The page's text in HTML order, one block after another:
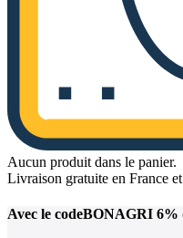
Aucun produit dans le panier.
Livraison gratuite en France
Avec le codeBONAGRI 6%